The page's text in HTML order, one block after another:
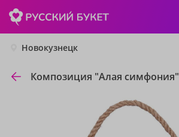
Новокузнецк
Композиция "Алая симфония"